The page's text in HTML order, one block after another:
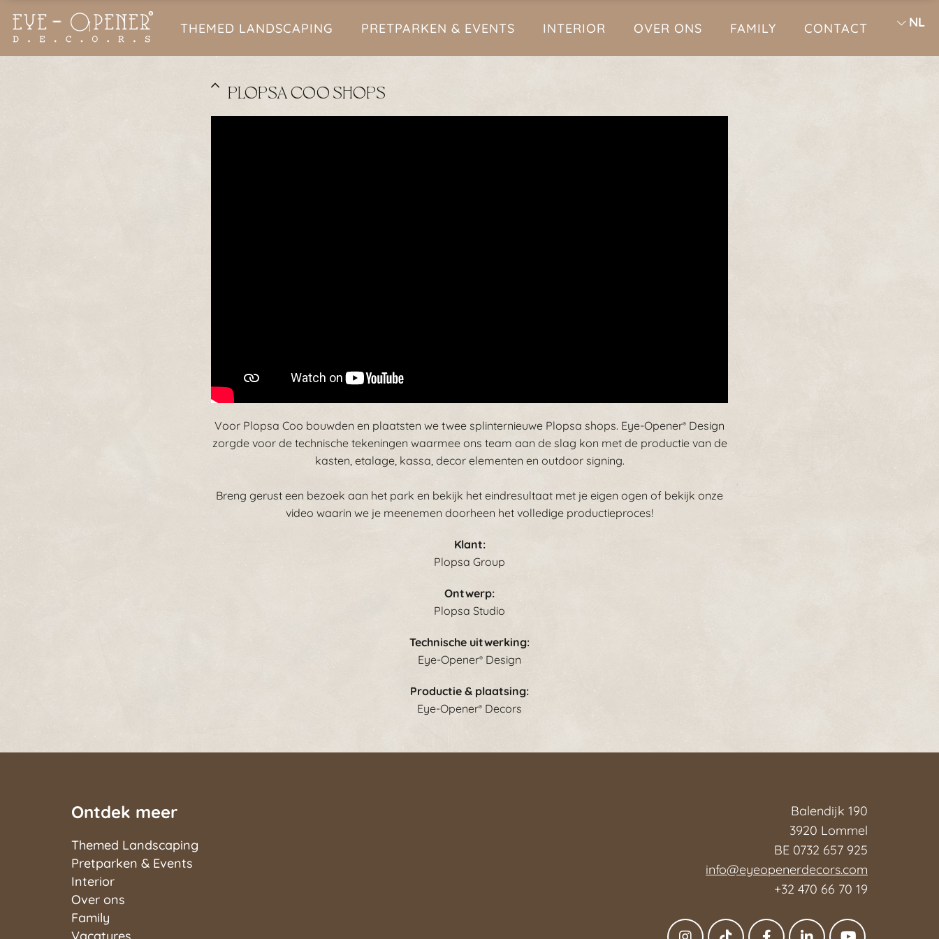
THEMED LANDSCAPING PRETPARKEN & EVENTS INTERIOR OVER ONS FAMILY CONTACT NL
PLOPSA COO SHOPS
Voor Plopsa Coo bouwden en plaatsten we twee splinternieuwe Plopsa shops. Eye-Opener® Design
zorgde voor de technische tekeningen waarmee ons team aan de slag kon met de productie van de
kasten, etalage, kassa, decor elementen en outdoor signing.
Breng gerust een bezoek aan het park en bekijk het eindresultaat met je eigen ogen of bekijk onze
video waarin we je meenemen doorheen het volledige productieproces!
Klant:
Plopsa Group
Ontwerp:
Plopsa Studio
Technische uitwerking:
Eye-Opener® Design
Productie & plaatsing:
Eye-Opener® Decors
Ontdek meer
Themed Landscaping
Pretparken & Events
Interior
Over ons
Family
Balendijk 190
3920 Lommel
BE 0732 657 925
info@eyeopenerdecors.com
+32 470 66 70 19